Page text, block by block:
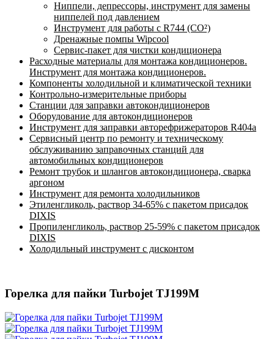
Ниппели, депрессоры, инструмент для замены
ниппелей под давлением
Инструмент для работы с R744 (CO²)
Дренажные помпы Wipcool
Сервис-пакет для чистки кондиционера
Расходные материалы для монтажа кондиционеров.
Инструмент для монтажа кондиционеров.
Компоненты холодильной и климатической техники
Контрольно-измерительные приборы
Станции для заправки автокондиционеров
Оборудование для автокондиционеров
Инструмент для заправки авторефрижераторов R404a
Сервисный центр по ремонту и техническому
обслуживанию заправочных станций для
автомобильных кондиционеров
Ремонт трубок и шлангов автокондиционера, сварка
аргоном
Инструмент для ремонта холодильников
Этиленгликоль, раствор 34-65% с пакетом присадок
DIXIS
Пропиленгликоль, раствор 25-59% с пакетом присадок
DIXIS
Холодильный инструмент с дисконтом
Горелка для пайки Turbojet TJ199M